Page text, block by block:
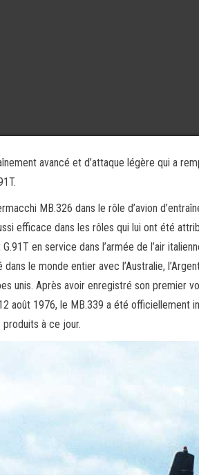
avancé et d’attaque légère qui a
MB.326 dans le rôle d’avion
efficace dans les rôles qui lui ont été
en service dans l’armée de l’air
le monde entier avec l’Australie,
unis. Après avoir enregistré son premier
août 1976, le MB.339 a été officiellement
à ce jour.